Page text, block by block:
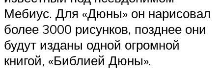
Мебиус. Для «Дюны» он нарисовал
более 3000 рисунков, позднее они
будут изданы одной огромной
книгой, «Библией Дюны».